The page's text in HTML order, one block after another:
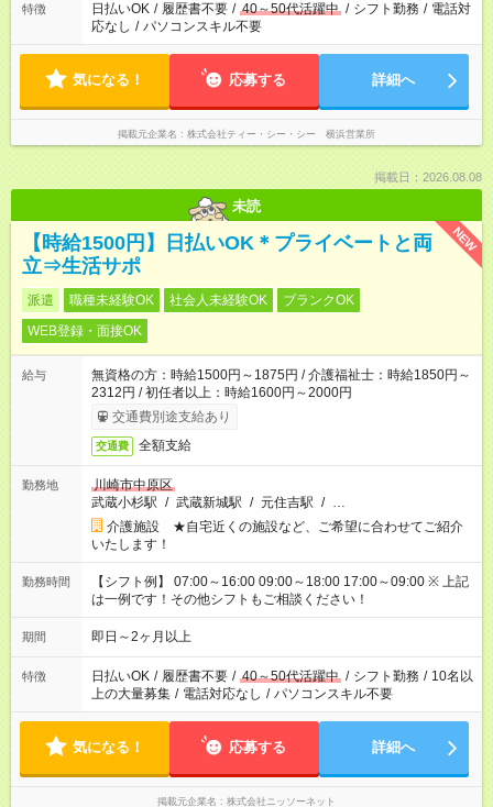
特徴 日払いOK / 履歴書不要 / 40～50代活躍中 / シフト勤務 / 電話対
応なし / パソコンスキル不要
気になる！ 応募する 詳細へ
掲載元企業名 株式会社ティー・シー・シー 横浜営業所
掲載日：2026.08.08
未読
NEW
【時給1500円】日払いOK＊プライベートと両
立⇒生活サポ
派遣 職種未経験OK 社会人未経験OK
ブランクOK
WEB登録・面接OK
給与
無資格の方：時給1500円～1875円 / 介護福祉士：時給1850円～
2312円 / 初任者以上：時給1600円～2000円
交通費別途支給あり
交通費 全額支給
勤務地
川崎市中原区
武蔵小杉駅 / 武蔵新城駅 / 元住吉駅 / …
介護施設 ★自宅近くの施設など、ご希望に合わせてご紹介
いたします！
勤務時間
【シフト例】 07:00～16:00 09:00～18:00 17:00～09:00 ※ 上記
は一例です！その他シフトもご相談ください！
期間 即日～2ヶ月以上
特徴 日払いOK / 履歴書不要 / 40～50代活躍中 / シフト勤務 / 10名以
上の大量募集 / 電話対応なし / パソコンスキル不要
気になる！ 応募する 詳細へ
掲載元企業名 株式会社ニッソーネット